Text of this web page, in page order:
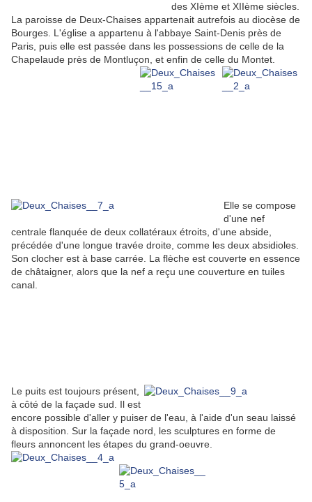
des XIème et XIIème siècles.
La paroisse de Deux-Chaises appartenait autrefois au diocèse de
Bourges. L'église a appartenu à l'abbaye Saint-Denis près de
Paris, puis elle est passée dans les possessions de celle de la
Chapelaude près de Montluçon, et enfin de celle du Montet.
Elle se compose
d'une nef
centrale flanquée de deux collatéraux étroits, d'une abside,
précédée d'une longue travée droite, comme les deux absidioles.
Son clocher est à base carrée. La flèche est couverte en essence
de châtaigner, alors que la nef a reçu une couverture en tuiles
canal.
Le puits est toujours présent,
à côté de la façade sud. Il est
encore possible d'aller y puiser de l'eau, à l'aide d'un seau laissé
à disposition. Sur la façade nord, les sculptures en forme de
fleurs annoncent les étapes du grand-oeuvre.